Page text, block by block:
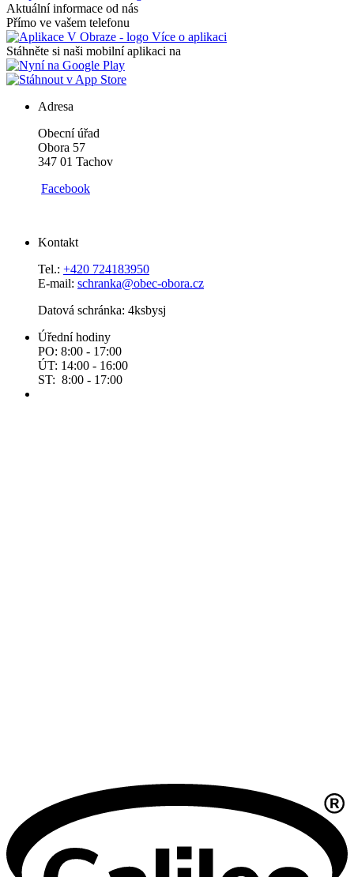
Aktuální informace od nás
Přímo ve vašem telefonu
Více o aplikaci
Stáhněte si naši mobilní aplikaci na
Adresa
Obecní úřad
Obora 57
347 01 Tachov
Facebook
Kontakt
Tel.: +420 724183950
E-mail: schranka@obec-obora.cz
Datová schránka: 4ksbysj
Úřední hodiny
PO: 8:00 - 17:00
ÚT: 14:00 - 16:00
ST: 8:00 - 17:00